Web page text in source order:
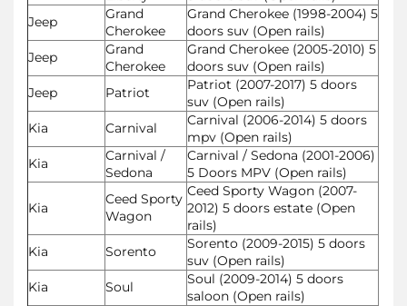
Jeep
Grand
Cherokee
Grand Cherokee (1998-2004) 5
doors suv (Open rails)
Jeep
Grand
Cherokee
Grand Cherokee (2005-2010) 5
doors suv (Open rails)
Jeep
Patriot
Patriot (2007-2017) 5 doors
suv (Open rails)
Kia
Carnival
Carnival (2006-2014) 5 doors
mpv (Open rails)
Kia
Carnival /
Sedona
Carnival / Sedona (2001-2006)
5 Doors MPV (Open rails)
Kia
Ceed Sporty
Wagon
Ceed Sporty Wagon (2007-
2012) 5 doors estate (Open
rails)
Kia
Sorento
Sorento (2009-2015) 5 doors
suv (Open rails)
Kia
Soul
Soul (2009-2014) 5 doors
saloon (Open rails)